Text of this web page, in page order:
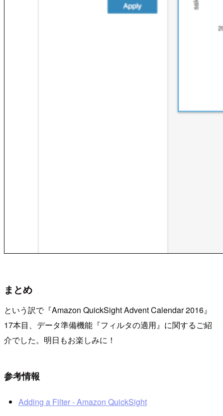
まとめ
という訳で『Amazon QuickSight Advent Calendar 2016』
17本目、データ準備機能『フィルタの適用』に関するご紹
介でした。明日もお楽しみに！
参考情報
Adding a Filter - Amazon QuickSight